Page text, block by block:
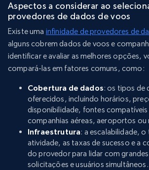
Aspectos a considerar ao
provedores de dados de voos
Existe uma infinidade de provedores de
alguns cobrem dados de voos e
identificar e avaliar as melhores opções,
compará-las em fatores comuns, como:
Cobertura de dados: os tipos de
oferecidos, incluindo horários,
disponibilidade, fontes
companhias aéreas, aeroportos ou
Infraestrutura: a escalabilidade,
atividade, as taxas de sucesso e a
do provedor para lidar com
solicitações e usuários simultâneos.